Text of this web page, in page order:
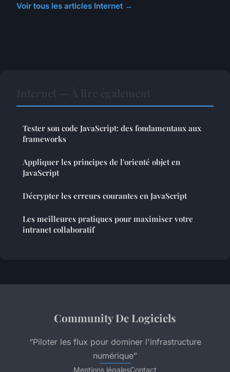
Voir tous les articles Internet →
Tester son code JavaScript: des fondamentaux aux
frameworks
Appliquer les principes de l'orienté objet en
JavaScript
Décrypter les erreurs courantes en JavaScript
Les meilleures pratiques pour maximiser votre
intranet collaboratif
Community De Logiciels
“Piloter les flux pour dominer l'infrastructure
numérique”
Mentions légalesContact